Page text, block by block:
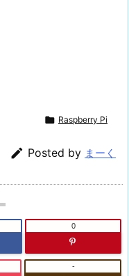
 Raspberry Pi
 Posted by まーく
0
-